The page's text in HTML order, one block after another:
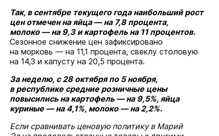
Так, в сентябре текущего года наибольший рост
цен отмечен на яйца — на 7,8 процента,
молоко — на 9,3 и картофель на 11 процентов.
Сезонное снижение цен зафиксировано
на морковь — на 11,1 процента, свеклу столовую
на 14,3 и капусту на 20,5 процента.
За неделю, с 28 октября по 5 ноября,
в республике средние розничные цены
повысились на картофель — на 9,5%, яйца
куриные — на 4,1%, молоко — на 2,2%.
Если сравнивать ценовую политику в Марий